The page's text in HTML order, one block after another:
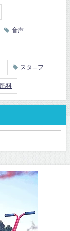
音声
スタエフ
肥料